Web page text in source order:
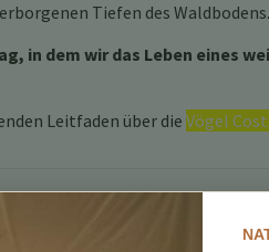
Tiefen des Waldbodens.
in dem wir das Leben eines
Leitfaden über die Vögel